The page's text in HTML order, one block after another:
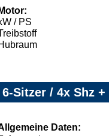
Motor:
/ PS
Sitzer / 4x Shz +
Daten: